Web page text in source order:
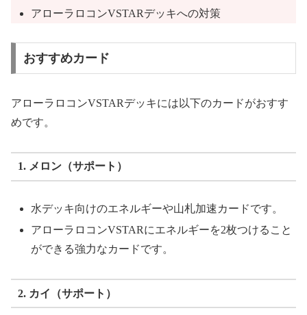
アローラロコンVSTARデッキへの対策
おすすめカード
アローラロコンVSTARデッキには以下のカードがおすす
めです。
1. メロン（サポート）
水デッキ向けのエネルギーや山札加速カードです。
アローラロコンVSTARにエネルギーを2枚つけること
ができる強力なカードです。
2. カイ（サポート）